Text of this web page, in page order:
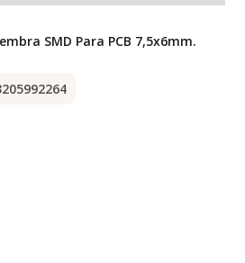
SMD Para PCB 7,5x6mm.